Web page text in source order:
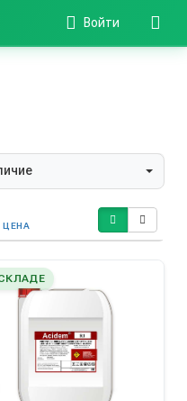
Войти
ЦЕНА